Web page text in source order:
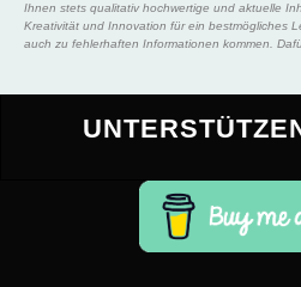
Ihnen stets qualitativ hochwertige und aktuelle
Kreativität und Innovation für ein bestmögliches
auch zu fehlerhaften Informationen kommen.